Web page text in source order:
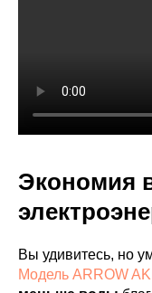
Экономия
Вы удивитесь, но
Модель ARROW